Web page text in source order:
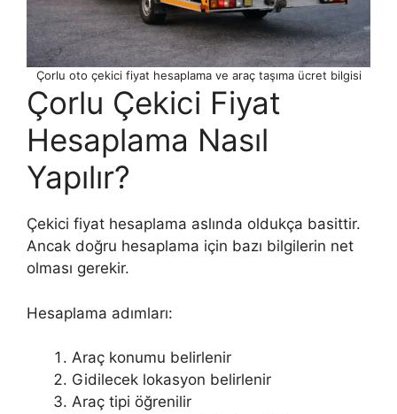
Çorlu oto çekici fiyat hesaplama ve araç taşıma ücret bilgisi
Çorlu Çekici Fiyat
Hesaplama Nasıl
Yapılır?
Çekici fiyat hesaplama aslında oldukça basittir.
Ancak doğru hesaplama için bazı bilgilerin net
olması gerekir.
Hesaplama adımları:
Araç konumu belirlenir
Gidilecek lokasyon belirlenir
Araç tipi öğrenilir